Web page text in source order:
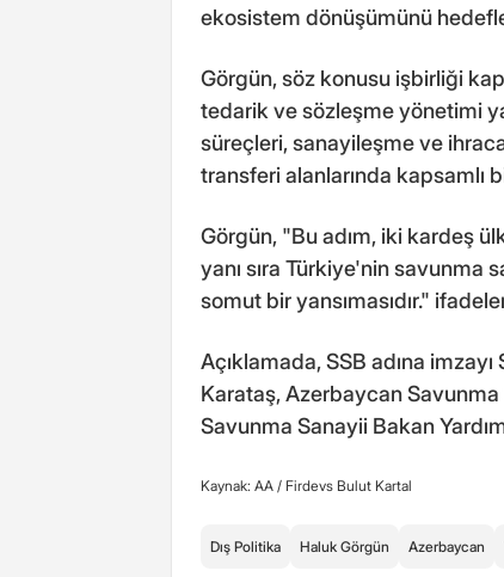
ekosistem dönüşümünü
Görgün, söz konusu işbirliği
tedarik ve sözleşme yönetimi
süreçleri, sanayileşme ve
transferi alanlarında kapsamlı
Görgün, "Bu adım, iki kardeş
yanı sıra Türkiye'nin savunma
somut bir yansımasıdır."
Açıklamada, SSB adına
Karataş, Azerbaycan Savunma
Savunma Sanayii Bakan
Kaynak: AA / Firdevs Bulut Kartal
Dış Politika Haluk Görgün Azerbaycan